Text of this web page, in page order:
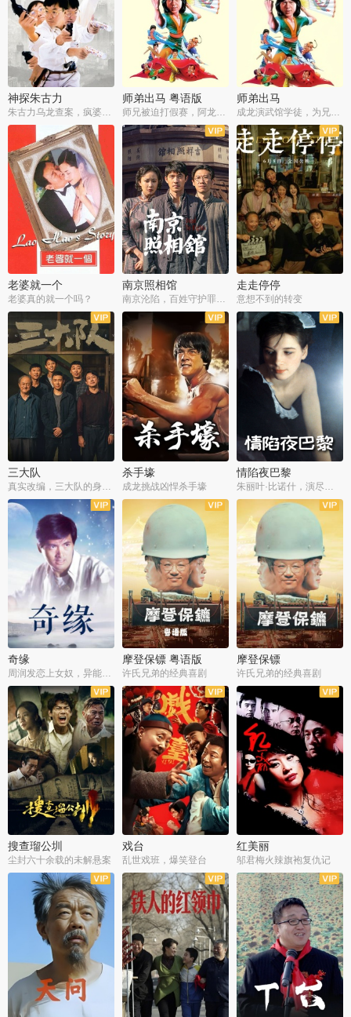
神探朱古力
朱古力乌龙查案，疯婆子神助攻
师弟出马 粤语版
师兄被迫打假赛，阿龙追查斗黑帮
师弟出马
成龙演武馆学徒，为兄搏命战黑道
老婆就一个
老婆真的就一个吗？
南京照相馆
南京沦陷，百姓守护罪证底片
走走停停
意想不到的转变
三大队 杀手壕
成龙挑战凶悍杀手壕
情陷夜巴黎
奇缘
周润发恋上女奴，异能护体战邪派
摩登保镖 粤语版
许氏兄弟的经典喜剧
摩登保镖
许氏兄弟的经典喜剧
搜查瑠公圳
尘封六十余载的未解悬案
戏台
乱世戏班，爆笑登台
红美丽
邬君梅火辣旗袍复仇记